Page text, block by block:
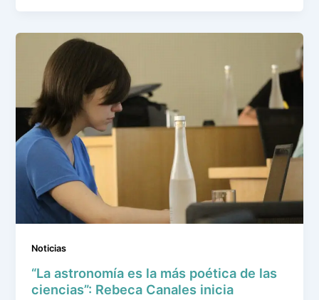
Noticias
“La astronomía es la más poética de las
ciencias”: Rebeca Canales inicia